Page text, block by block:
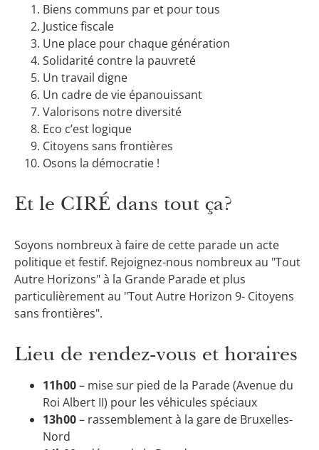
Biens communs par et pour tous
Justice fiscale
Une place pour chaque génération
Solidarité contre la pauvreté
Un travail digne
Un cadre de vie épanouissant
Valorisons notre diversité
Eco c’est logique
Citoyens sans frontières
Osons la démocratie !
Et le CIRÉ dans tout ça?
Soyons nombreux à faire de cette parade un acte
politique et festif. Rejoignez-nous nombreux au "Tout
Autre Horizons" à la Grande Parade et plus
particulièrement au "Tout Autre Horizon 9- Citoyens
sans frontières".
Lieu de rendez-vous et horaires
11h00– mise sur pied de la Parade (Avenue du
Roi Albert II) pour les véhicules spéciaux
13h00– rassemblement à la gare de Bruxelles-
Nord